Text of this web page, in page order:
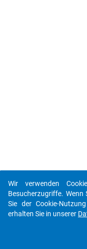
Wir verwenden
Besucherzugriffe.
Sie der Cookie-
erhalten Sie in unserer